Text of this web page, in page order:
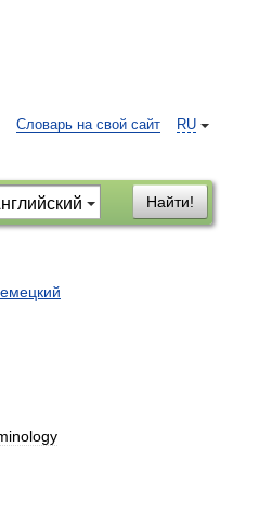
RU
Словарь на свой сайт
Найти!